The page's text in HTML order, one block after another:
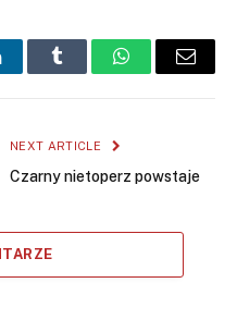
Tumblr WhatsAppEmail
NEXT ARTICLE
Czarny nietoperz powstaje